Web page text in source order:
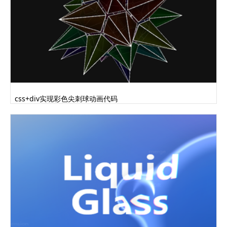
css+div实现彩色尖刺球动画代码